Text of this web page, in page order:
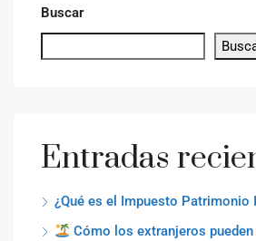
Buscar
Entradas
¿Qué es el Impuesto Patrimonio
Cómo los extranjeros